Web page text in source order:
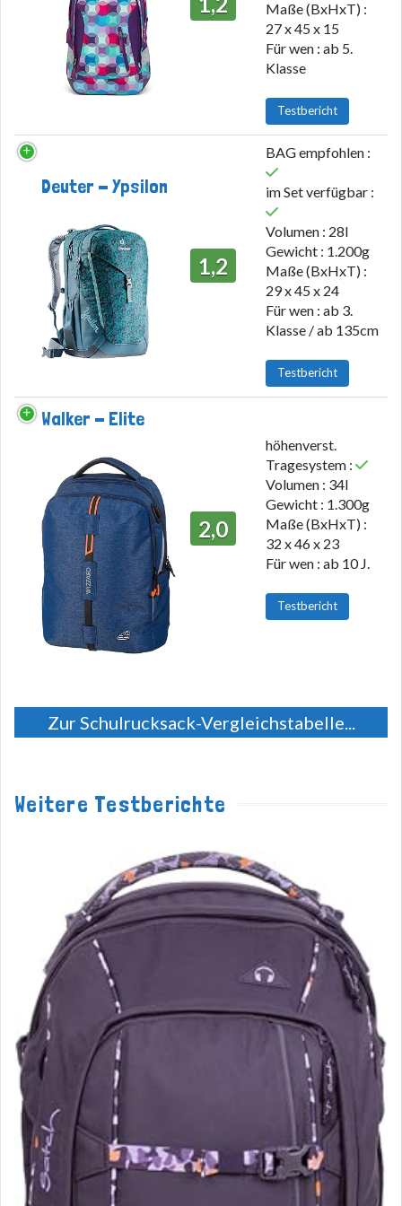
Maße (BxHxT) :
27 x 45 x 15
Für wen : ab 5.
Klasse
Testbericht
Deuter - Ypsilon
1,2
BAG empfohlen :
im Set verfügbar :
Volumen : 28l
Gewicht : 1.200g
Maße (BxHxT) :
29 x 45 x 24
Für wen : ab 3.
Klasse / ab 135cm
Testbericht
Walker - Elite
2,0
höhenverst.
Tragesystem :
Volumen : 34l
Gewicht : 1.300g
Maße (BxHxT) :
32 x 46 x 23
Für wen : ab 10 J.
Testbericht
Zur Schulrucksack-Vergleichstabelle...
Weitere Testberichte